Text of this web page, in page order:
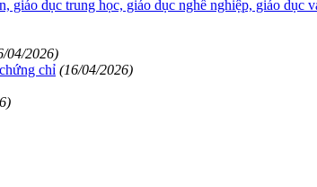
dục trung học, giáo dục nghề nghiệp, giáo dục
04/2026)
chỉ (16/04/2026)